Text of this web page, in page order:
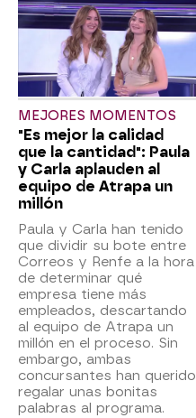
MEJORES MOMENTOS
"Es mejor la calidad
que la cantidad": Paula
y Carla aplauden al
equipo de Atrapa un
millón
Paula y Carla han tenido
que dividir su bote entre
Correos y Renfe a la hora
de determinar qué
empresa tiene más
empleados, descartando
al equipo de Atrapa un
millón en el proceso. Sin
embargo, ambas
concursantes han querido
regalar unas bonitas
palabras al programa.